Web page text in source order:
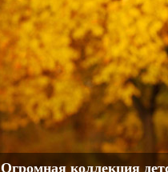
Огромная коллекция